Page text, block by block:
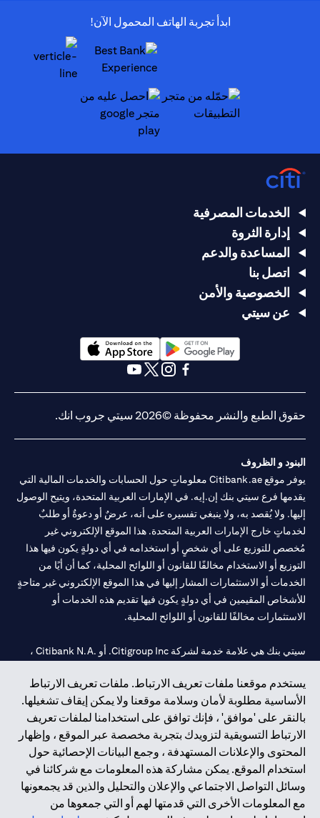
ابدأ تجربة الهاتف المحمول الآن!
يستخدم موقعنا ملفات تعريف الارتباط. ملفات تعريف الارتباط
الأساسية مطلوبة لأمان وسلامة موقعنا ولا يمكن إيقاف تشغيلها.
بالنقر على 'موافق' ، فإنك توافق على استخدامنا لملفات تعريف
الارتباط التسويقية لتزويدك بتجربة مخصصة عبر الموقع ، وإظهار
المحتوى والإعلانات المستهدفة ، وجمع البيانات الإحصائية حول
استخدام الموقع. يمكن مشاركة هذه المعلومات مع شركائنا في
وسائل التواصل الاجتماعي والإعلان والتحليل والذين قد يجمعونها
مع المعلومات الأخرى التي قدمتها لهم أو التي جمعوها من
الخدمات المصرفية
إدارة الثروة
المساعدة والدعم
اتصل بنا
الخصوصية والأمن
عن سيتي
(opens in a new tab)
حقوق الطبع والنشر محفوظة ©2026 سيتي جروب انك.
البنود و الظروف
يوفر موقع Citibank.ae معلوماتٍ حول الحسابات والخدمات المالية التي
يقدمها فرع سيتي بنك إن.إيه. في الإمارات العربية المتحدة، ويتيح الوصول
إليها. ولا يُقصد به، ولا ينبغي تفسيره على أنه، عرضٌ أو دعوةٌ أو طلبٌ
لخدماتٍ خارج الإمارات العربية المتحدة. هذا الموقع الإلكتروني غير
مُخصص للتوزيع على أي شخصٍ أو استخدامه في أي دولةٍ يكون فيها هذا
التوزيع أو الاستخدام مخالفًا للقانون أو اللوائح المحلية، كما أن أيًا من
الخدمات أو الاستثمارات المشار إليها في هذا الموقع الإلكتروني غير متاحةٍ
للأشخاص المقيمين في أي دولةٍ يكون فيها تقديم هذه الخدمات أو
الاستثمارات مخالفًا للقانون أو اللوائح المحلية.
سيتي بنك هي علامة خدمة لشركة Citigroup Inc. أو .Citibank N.A ،
سيتي بنك إن. إيه. الإمارات مسجل لدى مصرف الإمارات المركزي تحت
أرقام التراخيص 202563 لفرع الوصل في دبي، 531989 لفرع مول
الإمارات في دبي، وCN-1002019لفرع أبوظبي. هاتف: 4000 311 04.
فرع سيتي بنك إن إيه - الإمارات العربية المتحدة مرخص من مصرف
الإمارات العربية المتحدة المركزي كفرع لبنك أجنبي.
سيتي بنك إن إيه الإمارات العربية المتحدة مرخص من هيئة الأوراق المالية
والسلع في الإمارات العربية المتحدة ("SCA") للقيام بالنشاط المالي لـ أ)